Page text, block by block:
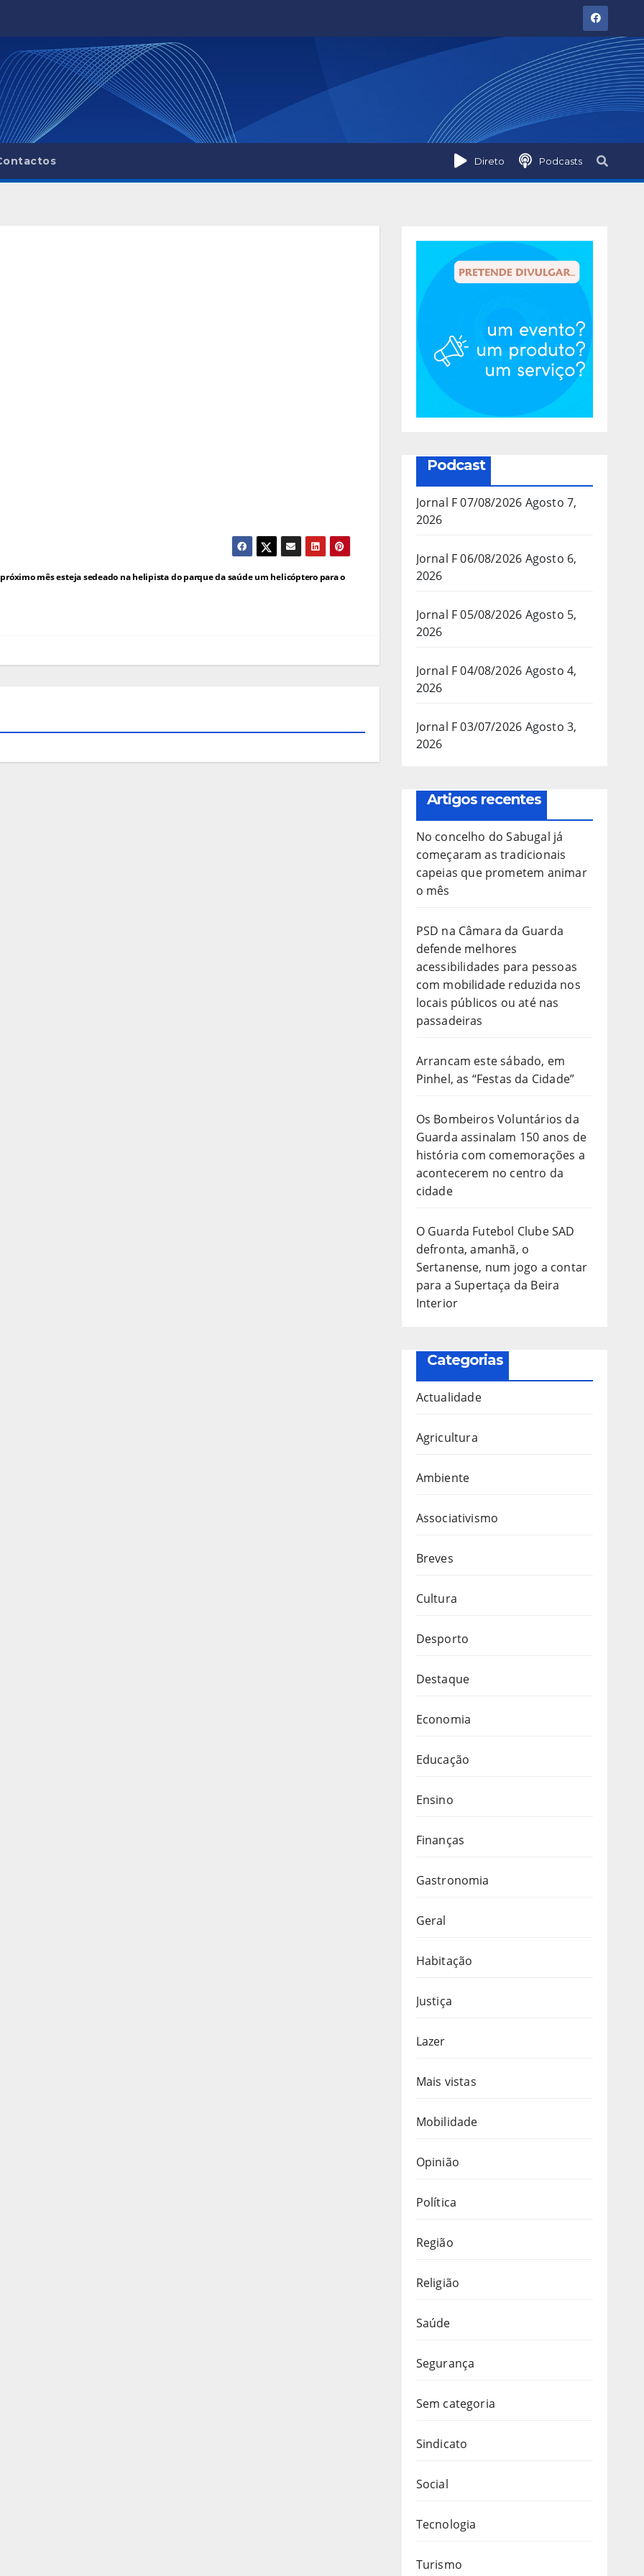
Direto Podcasts
mês esteja sedeado na helipista do parque da saúde um helicóptero para o
Podcast
Jornal F 07/08/2026 Agosto 7,
2026
Jornal F 06/08/2026 Agosto 6,
2026
Jornal F 05/08/2026 Agosto 5,
2026
Jornal F 04/08/2026 Agosto 4,
2026
Jornal F 03/07/2026 Agosto 3,
2026
Artigos recentes
No concelho do Sabugal já
começaram as tradicionais
capeias que prometem animar
o mês
PSD na Câmara da Guarda
defende melhores
acessibilidades para pessoas
com mobilidade reduzida nos
locais públicos ou até nas
passadeiras
Arrancam este sábado, em
Pinhel, as “Festas da Cidade”
Os Bombeiros Voluntários da
Guarda assinalam 150 anos de
história com comemorações a
acontecerem no centro da
cidade
O Guarda Futebol Clube SAD
defronta, amanhã, o
Sertanense, num jogo a contar
para a Supertaça da Beira
Interior
Categorias
Actualidade
Agricultura
Ambiente
Associativismo
Breves
Cultura
Desporto
Destaque
Economia
Educação
Ensino
Finanças
Gastronomia
Geral
Habitação
Justiça
Lazer
Mais vistas
Mobilidade
Opinião
Política
Região
Religião
Saúde
Segurança
Sem categoria
Sindicato
Social
Tecnologia
Turismo